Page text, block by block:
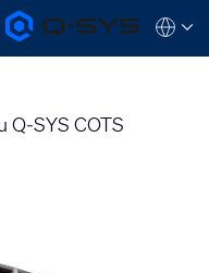
Q-
SYS
Q-SYS COTS